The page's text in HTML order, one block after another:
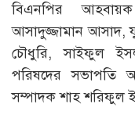
বিএনপির
আসাদুজ্জামান আসাদ,
চৌধুরি, সাইফুল
পরিষদের সভাপতি
সম্পাদক শাহ শরিফুল